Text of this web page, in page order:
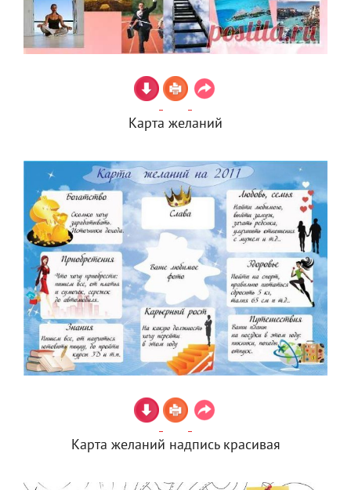
Карта желаний
Карта желаний надпись красивая